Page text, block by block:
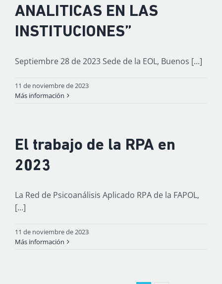
ANALITICAS EN LAS
INSTITUCIONES”
Septiembre 28 de 2023 Sede de la EOL, Buenos [...]
11 de noviembre de 2023
Más información
El trabajo de la RPA en
2023
La Red de Psicoanálisis Aplicado RPA de la FAPOL,
[...]
11 de noviembre de 2023
Más información